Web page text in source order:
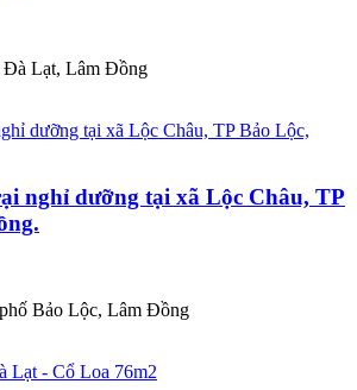
Đà Lạt, Lâm Đồng
nghỉ dưỡng tại xã Lộc Châu, TP
Bảo Lộc, Lâm Đồng